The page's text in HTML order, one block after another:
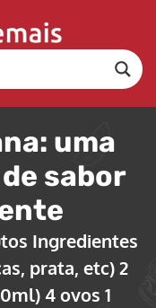
uma
sabor
Ingredientes
prata, etc) 2
4 ovos 1